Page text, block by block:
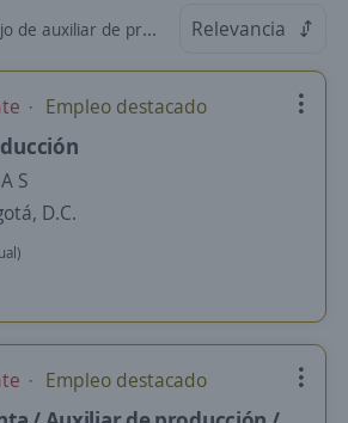
sin experiencia en Bogotá, D.C. Relevancia
Empleo destacado
S
D.C.
Empleo destacado